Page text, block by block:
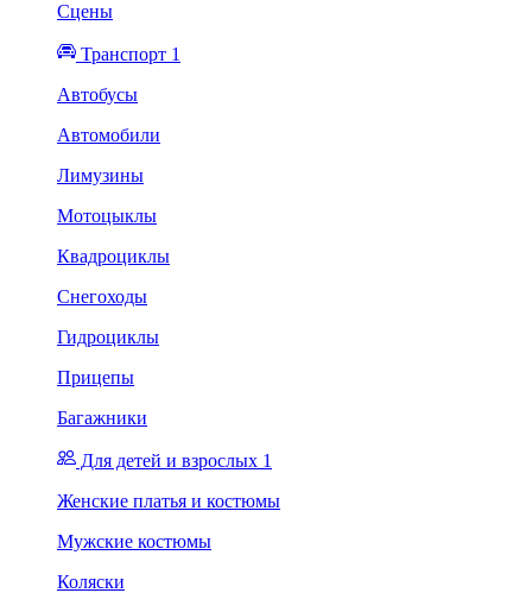
Сцены
Транспорт 1
Автобусы
Автомобили
Лимузины
Мотоцыклы
Квадроциклы
Снегоходы
Гидроциклы
Прицепы
Багажники
Для детей и взрослых 1
Женские платья и костюмы
Мужские костюмы
Коляски